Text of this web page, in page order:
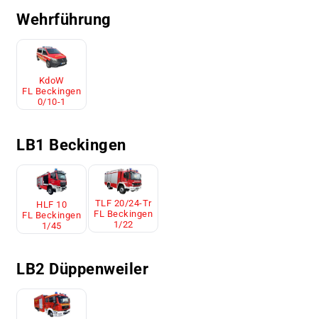
Wehrführung
KdoW
FL Beckingen
0/10-1
LB1 Beckingen
HLF 10
FL Beckingen
1/45
TLF 20/24-Tr
FL Beckingen
1/22
LB2 Düppenweiler